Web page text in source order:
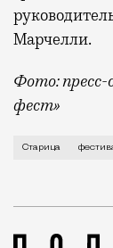
Марчелли.
Фото:
фест»
В минувший
Старица